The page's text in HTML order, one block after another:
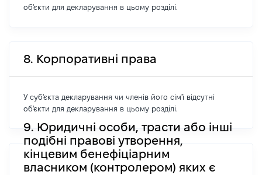
об'єкти для декларування в цьому розділі.
8. Корпоративні права
У суб'єкта декларування чи членів його сім'ї відсутні
об'єкти для декларування в цьому розділі.
9. Юридичні особи, трасти або інші
подібні правові утворення,
кінцевим бенефіціарним
власником (контролером) яких є